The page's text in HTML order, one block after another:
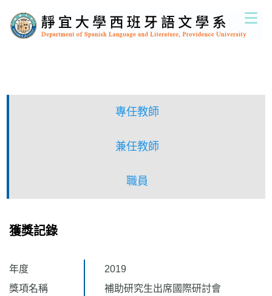
到
主
專任教師
兼任教師
職員
獲獎記錄
年度
2019
獎項名稱
補助研究生出席國際研討會